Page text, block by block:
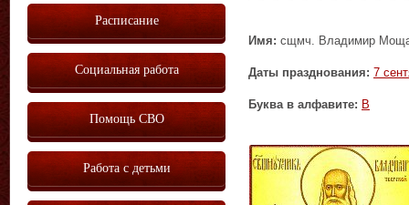
Имя: сщмч. Владимир
Даты празднования: 7
Буква в алфавите: В
Расписание
Социальная работа
Помощь СВО
Работа с детьми